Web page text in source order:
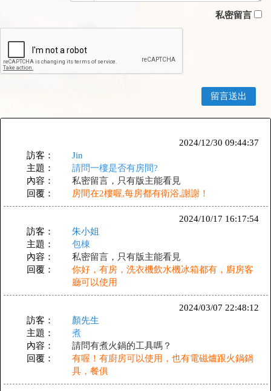
私密留言
2024/12/30 09:44:37
訪客：
Jin
主題：
請問一樓是否有房間?
內容：
私密留言，只有版主能看見
回覆：
房間在2樓喔,每房都有衛浴,謝謝！
2024/10/17 16:17:54
訪客：
朱小姐
主題：
包棟
內容：
私密留言，只有版主能看見
回覆：
你好，有房，洗衣機飲水機冰箱都有，廚房客
廳可以使用
2024/03/07 22:48:12
訪客：
顏先生
主題：
煮
內容：
請問有煮火鍋的工具嗎？
回覆：
有喔！有廚房可以使用，也有電磁爐跟火鍋鍋
具，餐俱